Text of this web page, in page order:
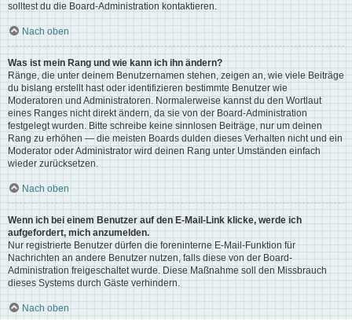
solltest du die Board-Administration kontaktieren.
Nach oben
Was ist mein Rang und wie kann ich ihn ändern?
Ränge, die unter deinem Benutzernamen stehen, zeigen an, wie viele Beiträge
du bislang erstellt hast oder identifizieren bestimmte Benutzer wie
Moderatoren und Administratoren. Normalerweise kannst du den Wortlaut
eines Ranges nicht direkt ändern, da sie von der Board-Administration
festgelegt wurden. Bitte schreibe keine sinnlosen Beiträge, nur um deinen
Rang zu erhöhen — die meisten Boards dulden dieses Verhalten nicht und ein
Moderator oder Administrator wird deinen Rang unter Umständen einfach
wieder zurücksetzen.
Nach oben
Wenn ich bei einem Benutzer auf den E-Mail-Link klicke, werde ich
aufgefordert, mich anzumelden.
Nur registrierte Benutzer dürfen die foreninterne E-Mail-Funktion für
Nachrichten an andere Benutzer nutzen, falls diese von der Board-
Administration freigeschaltet wurde. Diese Maßnahme soll den Missbrauch
dieses Systems durch Gäste verhindern.
Nach oben